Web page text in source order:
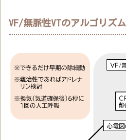
VF/無脈性VTのアルゴリズム